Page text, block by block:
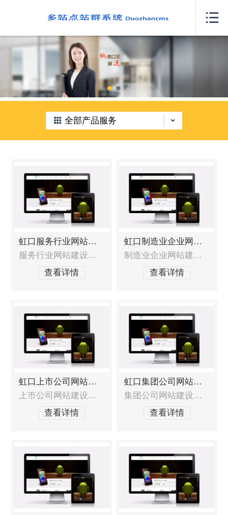
关于我们
案例展示
产品服务
新闻中心
人才招聘
联系我们
城市分站

全部产品服务
虹口服务行业网站建设
服务行业网站建设的特殊需求 如何定位网站类型、服务重点、目标客户？如何在展示服务的同时更好的展现出品牌价值，提升企业在客户心中的印象？如何将服务与互动体验相结合，提升客户体验度？如何充分展现服务品质和综合实力，从而引起客户兴趣，产生共鸣，增加信任？如何才能更快地获得更多的客户和商机？ 服务行业网站建设解决方案
查看详情
虹口制造业企业网站建设
制造业企业网站建设的重点需求如何让客户产生信赖感？如何让网站的凸显价值？如何让网站即具有设计品质，又能直接明了的展现企业特色？如何展示产品并让客户快速找到他想要的产品？如何让更多的潜在客户找到您？能否进行长期运营维护？制造业企业网站建设解决方案制造业企业的建站解决方案是在以往制造业企业网站建设的丰厚经验基础上，加以提炼
查看详情
虹口上市公司网站建设
上市公司网站建设的特殊需求上市公司网站形象未收到重视，影响投资者的判断；上市公司网站未能及时披露信息，不能为投资者带来帮助；上市公司网络正面口碑信息和公信力缺失，降低投资者信心；上市公司网站建设服务范围网站定位分析及建议，包含网站策划布局和结构，形成一整套解决方案；上市公司网站的形象界面创意设计以及DIV前台结构布局；系
查看详情
虹口集团公司网站建设
集团公司网站建设的特殊需求 集团跨行业经营，涉猎各个产业，旗下企业众多，产品线庞大，如何整合并得到展示效果？团有着悠久的历史文化、强大的团队、充沛的资源、丰富的经验，如何整合并得到展示效果？集团区域性广，牵涉到众多下属公司，如何进行网站整体管控，并让下属公司参与到运营和管理中来？集团网站的架构该如何进行规划？才能
查看详情